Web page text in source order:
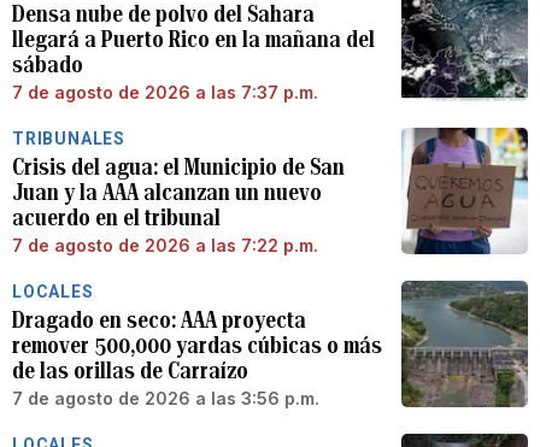
Densa nube de polvo del Sahara
llegará a Puerto Rico en la mañana del
sábado
7 de agosto de 2026 a las 7:37 p.m.
TRIBUNALES
Crisis del agua: el Municipio de San
Juan y la AAA alcanzan un nuevo
acuerdo en el tribunal
7 de agosto de 2026 a las 7:22 p.m.
LOCALES
Dragado en seco: AAA proyecta
remover 500,000 yardas cúbicas o más
de las orillas de Carraízo
7 de agosto de 2026 a las 3:56 p.m.